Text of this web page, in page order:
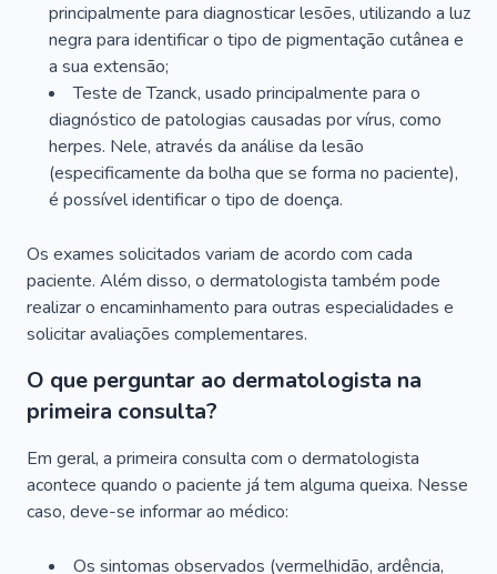
principalmente para diagnosticar lesões, utilizando a luz
negra para identificar o tipo de pigmentação cutânea e
a sua extensão;
Teste de Tzanck, usado principalmente para o
diagnóstico de patologias causadas por vírus, como
herpes. Nele, através da análise da lesão
(especificamente da bolha que se forma no paciente),
é possível identificar o tipo de doença.
Os exames solicitados variam de acordo com cada
paciente. Além disso, o dermatologista também pode
realizar o encaminhamento para outras especialidades e
solicitar avaliações complementares.
O que perguntar ao dermatologista na
primeira consulta?
Em geral, a primeira consulta com o dermatologista
acontece quando o paciente já tem alguma queixa. Nesse
caso, deve-se informar ao médico:
Os sintomas observados (vermelhidão, ardência,